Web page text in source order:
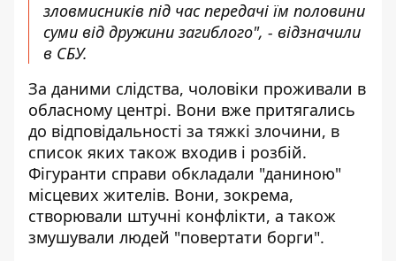
зловмисників під час передачі їм половини
суми від дружини загиблого", - відзначили
в СБУ.
За даними слідства, чоловіки проживали в
обласному центрі. Вони вже притягались
до відповідальності за тяжкі злочини, в
список яких також входив і розбій.
Фігуранти справи обкладали "даниною"
місцевих жителів. Вони, зокрема,
створювали штучні конфлікти, а також
змушували людей "повертати борги".